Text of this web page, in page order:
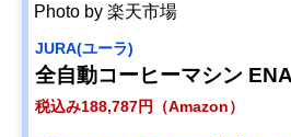
Photo by 楽天市場
JURA(ユーラ)
全自動コーヒーマシン
税込み188,787円（Amazon）